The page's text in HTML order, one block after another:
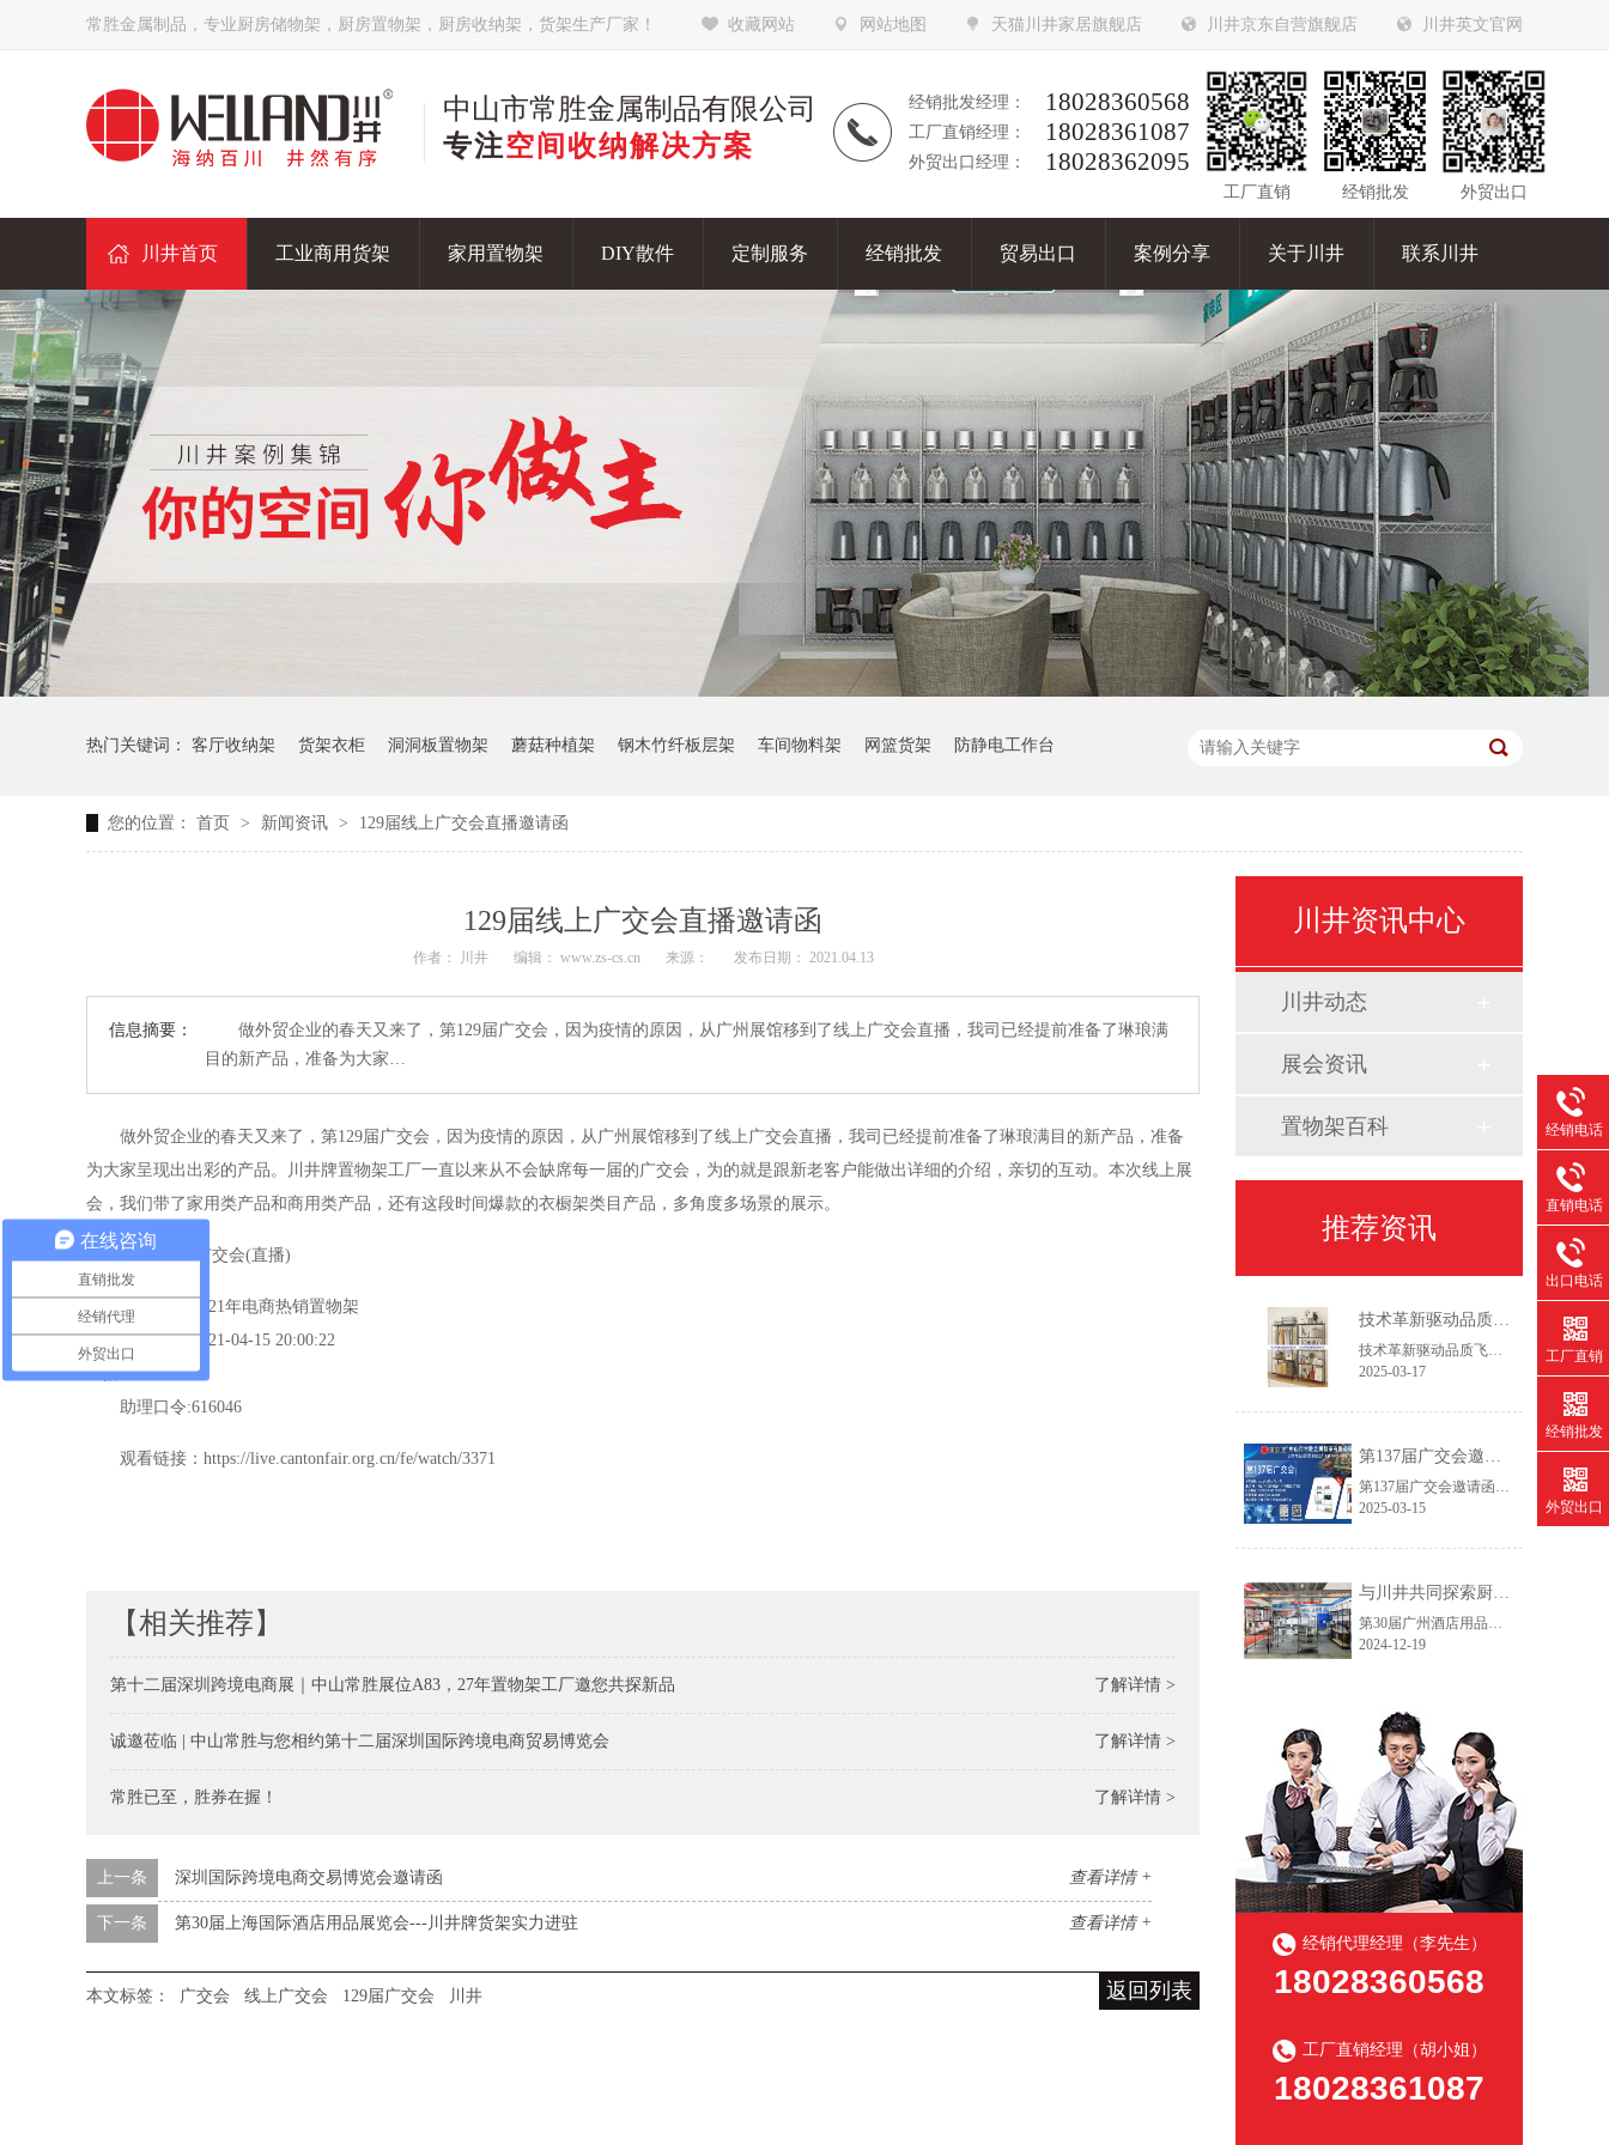
收藏网站 网站地图 天猫川井家居旗舰店 川井京东自营旗舰店 川井英文官网
常胜金属制品，专业厨房储物架，厨房置物架，厨房收纳架，货架生产厂家！
经销批发经理： 18028360568
工厂直销经理： 18028361087
外贸出口经理： 18028362095
中山市常胜金属制品有限公司
专注空间收纳解决方案
工厂直销 经销批发 外贸出口
川井首页 工业商用货架 家用置物架 DIY散件 定制服务 经销批发 贸易出口 案例分享 关于川井 联系川井
热门关键词： 客厅收纳架 货架衣柜 洞洞板置物架 蘑菇种植架 钢木竹纤板层架 车间物料架 网篮货架 防静电工作台
您的位置： 首页 > 新闻资讯 > 129届线上广交会直播邀请函
129届线上广交会直播邀请函
作者： 川井 编辑： www.zs-cs.cn 来源： 发布日期： 2021.04.13
信息摘要：
做外贸企业的春天又来了，第129届广交会，因为疫情的原因，从广州展馆移到了线上广交会直播，我司已经提前准备了琳琅满
目的新产品，准备为大家…
做外贸企业的春天又来了，第129届广交会，因为疫情的原因，从广州展馆移到了线上广交会直播，我司已经提前准备了琳琅满目的新产品，准备
为大家呈现出出彩的产品。川井牌置物架工厂一直以来从不会缺席每一届的广交会，为的就是跟新老客户能做出详细的介绍，亲切的互动。本次线上展
会，我们带了家用类产品和商用类产品，还有这段时间爆款的衣橱架类目产品，多角度多场景的展示。
129届线上广交会(直播)
直播名称:2021年电商热销置物架
开始时间:2021-04-15 20:00:22
直播ID:3371
助理口令:616046
观看链接：https://live.cantonfair.org.cn/fe/watch/3371
【相关推荐】
了解详情 >
第十二届深圳跨境电商展｜中山常胜展位A83，27年置物架工厂邀您共探新品
了解详情 >
诚邀莅临 | 中山常胜与您相约第十二届深圳国际跨境电商贸易博览会
了解详情 >
常胜已至，胜券在握！
查看详情 +
上一条 深圳国际跨境电商交易博览会邀请函
查看详情 +
下一条 第30届上海国际酒店用品展览会---川井牌货架实力进驻
返回列表
本文标签： 广交会 线上广交会 129届广交会 川井
川井资讯中心
川井动态
展会资讯
置物架百科
推荐资讯
技术革新驱动品质飞跃——2025新一代设备赋能线网货架智造升级
技术革新驱动品质飞跃——2025新一代设备赋能线网货架智造升级作为专注线网货架领域的生产服务商，我们始终践行"以客户为主，以创新促发展"的经营理念。通过持续优化生产工艺流程和产品结构设计，我们致力于为客户提供更具市场竞争力的仓储解决方案，在保证产品精工品质的同时，实现交付周期缩短30%以上，助力客户快速开拓新兴市场。
2025-03-17
第137届广交会邀请函
第137届广交会邀请函智造未来，链通全球尊敬的合作伙伴：【中山市常胜金属制品有限公司】作为拥有26年经验的线网货架制造商，诚邀您莅临第137届中国进出口商品交易会(广交会，本次展会我们将推出家用及商用双场景新品，助力全球合作伙伴提升空间管理效率。
2025-03-15
与川井共同探索厨房与冷库收纳创新——第30届广州酒店用品展今日开幕
第30届广州酒店用品展今天开展了，欢迎各界新老客户朋友们到访我们的厨房和冷库货架的展位。广州琶洲展馆B区10.2.590~592，12月19日~21日，欢迎咨询产品目录和询价!
2024-12-19
经销代理经理（李先生）
18028360568
工厂直销经理（胡小姐）
18028361087
经销电话
直销电话
出口电话
工厂直销
经销批发
外贸出口
在线咨询
直销批发
经销代理
外贸出口